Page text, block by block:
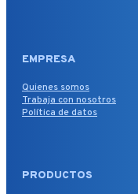
EMPRESA
Quienes somos
Trabaja con nosotros
Política de datos
PRODUCTOS